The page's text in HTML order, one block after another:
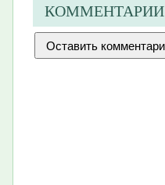
КОММЕНТАРИИ